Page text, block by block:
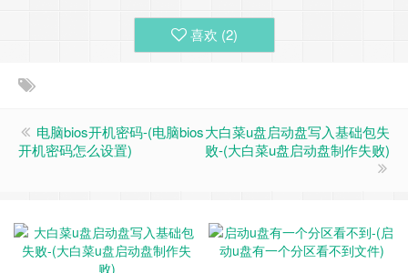
dism++ 选择修复引导
喜欢 (2)
电脑bios开机密码-(电脑bios
开机密码怎么设置)
大白菜u盘启动盘写入基础包失
败-(大白菜u盘启动盘制作失败)